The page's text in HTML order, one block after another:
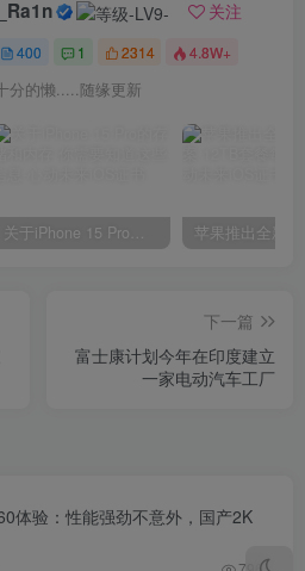
关注
400 1 2314 4.8W+
分的懒.....随缘更新
关于iPhone 15 Pro的存储和内存 你需要知道这些信息
下一篇
富士康计划今年在印度建立
一家电动汽车工厂
体验：性能强劲不意外，国产2K